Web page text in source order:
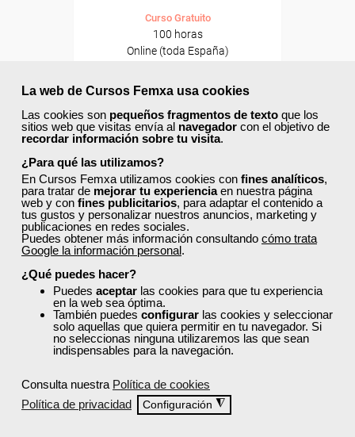
La web de Cursos Femxa usa cookies
Las cookies son pequeños fragmentos de texto que los
sitios web que visitas envía al navegador con el objetivo de
recordar información sobre tu visita.
¿Para qué las utilizamos?
En Cursos Femxa utilizamos cookies con fines analíticos,
para tratar de mejorar tu experienciaen nuestra página
web y con fines publicitarios, para adaptar el contenido a
tus gustos y personalizar nuestros anuncios, marketing y
publicaciones en redes sociales.
Puedes obtener más información consultando cómo trata
Google la información personal.
¿Qué puedes hacer?
Puedes aceptar las cookies para que tu experiencia
en la web sea óptima.
También puedes configurar las cookies y seleccionar
solo aquellas que quiera permitir en tu navegador. Si
no seleccionas ninguna utilizaremos las que sean
indispensables para la navegación.
Consulta nuestra Política de cookies
Política de privacidad
Configuración ◮
Curso Gratuito
100 horas
Online (toda España)
Ver curso
39 563
40% DTO.
Descuentos especiales
Sin requisitos de acceso
Doble titulación
Compra segura
Cursos Femxa